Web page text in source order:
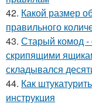
42. Какой размер
правильного
43. Старый комод -
скрипящими
складывался
44. Как
инструкция